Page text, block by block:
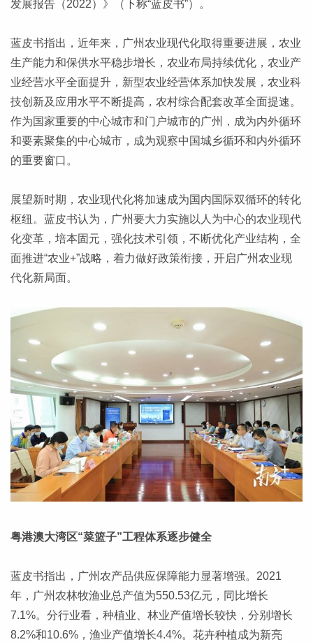
发展报告（2022）》（下称“蓝皮书”）。
蓝皮书指出，近年来，广州农业现代化取得重要进展，农业
生产能力和保供水平稳步增长，农业布局持续优化，农业产
业经营水平全面提升，新型农业经营体系加快发展，农业科
技创新及应用水平不断提高，农村综合配套改革全面提速。
作为国家重要的中心城市和门户城市的广州，成为内外循环
和要素聚集的中心城市，成为观察中国城乡循环和内外循环
的重要窗口。
展望新时期，农业现代化将加速成为国内国际双循环的转化
枢纽。蓝皮书认为，广州要大力实施以人为中心的农业现代
化变革，培本固元，强化技术引领，不断优化产业结构，全
面推进“农业+”战略，着力做好政策衔接，开启广州农业现
代化新局面。
粤港澳大湾区“菜篮子”工程体系逐步健全
蓝皮书指出，广州农产品供应保障能力显著增强。2021
年，广州农林牧渔业总产值为550.53亿元，同比增长
7.1%。分行业看，种植业、林业产值增长较快，分别增长
8.2%和10.6%，渔业产值增长4.4%。花卉种植成为新亮